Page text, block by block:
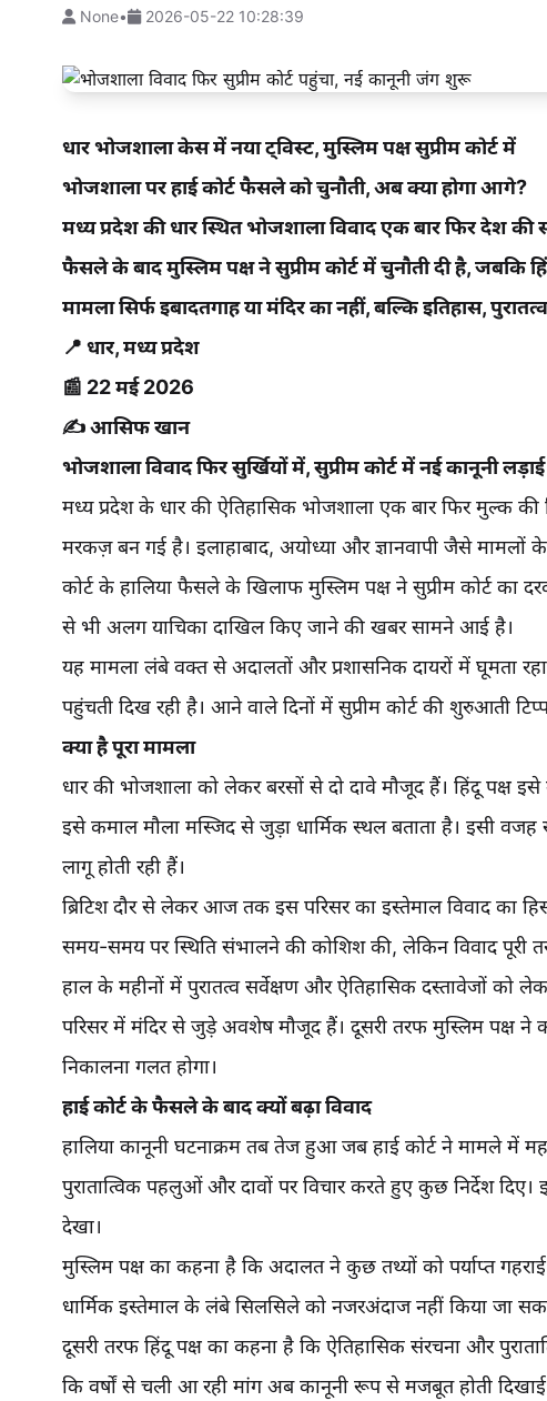
None• 2026-05-22 10:28:39
धार भोजशाला केस में नया ट्विस्ट, मुस्लिम पक्ष सुप्रीम कोर्ट में
भोजशाला पर हाई कोर्ट फैसले को चुनौती, अब क्या होगा आगे?
मध्य प्रदेश की धार स्थित भोजशाला विवाद एक बार फिर देश
फैसले के बाद मुस्लिम पक्ष ने सुप्रीम कोर्ट में चुनौती दी है, जबकि
मामला सिर्फ इबादतगाह या मंदिर का नहीं, बल्कि इतिहास,
📍 धार, मध्य प्रदेश
📰 22 मई 2026
✍️ आसिफ खान
भोजशाला विवाद फिर सुर्खियों में, सुप्रीम कोर्ट में नई कानूनी लड़ाई
मध्य प्रदेश के धार की ऐतिहासिक भोजशाला एक बार फिर मुल्क
मरकज़ बन गई है। इलाहाबाद, अयोध्या और ज्ञानवापी जैसे मामलों
कोर्ट के हालिया फैसले के खिलाफ मुस्लिम पक्ष ने सुप्रीम कोर्ट का
से भी अलग याचिका दाखिल किए जाने की खबर सामने आई है।
यह मामला लंबे वक्त से अदालतों और प्रशासनिक दायरों में घूमता
पहुंचती दिख रही है। आने वाले दिनों में सुप्रीम कोर्ट की शुरुआती
क्या है पूरा मामला
धार की भोजशाला को लेकर बरसों से दो दावे मौजूद हैं। हिंदू पक्ष इसे
इसे कमाल मौला मस्जिद से जुड़ा धार्मिक स्थल बताता है। इसी
लागू होती रही हैं।
ब्रिटिश दौर से लेकर आज तक इस परिसर का इस्तेमाल विवाद का
समय-समय पर स्थिति संभालने की कोशिश की, लेकिन विवाद पूरी
हाल के महीनों में पुरातत्व सर्वेक्षण और ऐतिहासिक दस्तावेजों को
परिसर में मंदिर से जुड़े अवशेष मौजूद हैं। दूसरी तरफ मुस्लिम पक्ष ने
निकालना गलत होगा।
हाई कोर्ट के फैसले के बाद क्यों बढ़ा विवाद
हालिया कानूनी घटनाक्रम तब तेज हुआ जब हाई कोर्ट ने मामले में
पुरातात्विक पहलुओं और दावों पर विचार करते हुए कुछ निर्देश
देखा।
मुस्लिम पक्ष का कहना है कि अदालत ने कुछ तथ्यों को पर्याप्त
धार्मिक इस्तेमाल के लंबे सिलसिले को नजरअंदाज नहीं किया जा
दूसरी तरफ हिंदू पक्ष का कहना है कि ऐतिहासिक संरचना और
कि वर्षों से चली आ रही मांग अब कानूनी रूप से मजबूत होती दिखाई